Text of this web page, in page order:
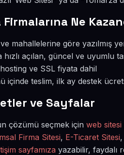
Ne
mahallelerine göre yazılmış
hızlı açılan, güncel ve uyumlu
ve SSL fiyata dahil
içinde teslim, ilk ay destek
ve Sayfalar
çözümü seçmek için web
Firma Sitesi, E-Ticaret Sitesi,
sayfamıza yazabilir, faydalı